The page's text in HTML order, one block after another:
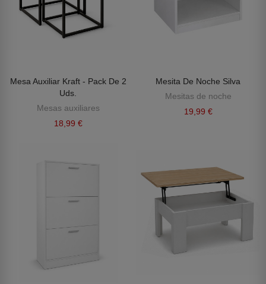
Mesa Auxiliar Kraft - Pack De 2
Uds.
Mesas auxiliares
18,99 €
Mesita De Noche Silva
Mesitas de noche
19,99 €